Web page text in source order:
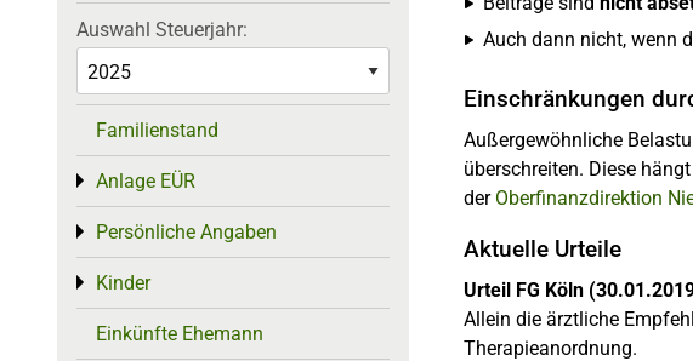
Auch dann nicht, wenn
Einschränkungen
Außergewöhnliche
überschreiten. Diese
der Oberfinanzdirektion
Aktuelle Urteile
Urteil FG Köln
Allein die ärztliche
Therapieanordnung.
Auswahl Steuerjahr:
Familienstand
Anlage EÜR
Toggle menu
Persönliche Angaben
Toggle menu
Kinder
Toggle menu
Einkünfte Ehemann